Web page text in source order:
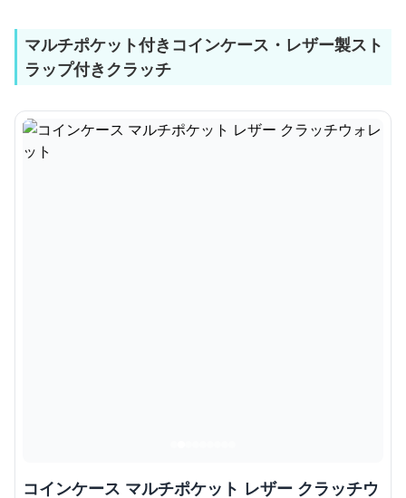
マルチポケット付きコインケース・レザー製スト
ラップ付きクラッチ
コインケース マルチポケット レザー クラッチウ